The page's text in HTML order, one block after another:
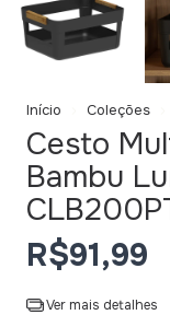
Início Coleções
Cesto
Bambu
R$91,99
Ver mais detalhes